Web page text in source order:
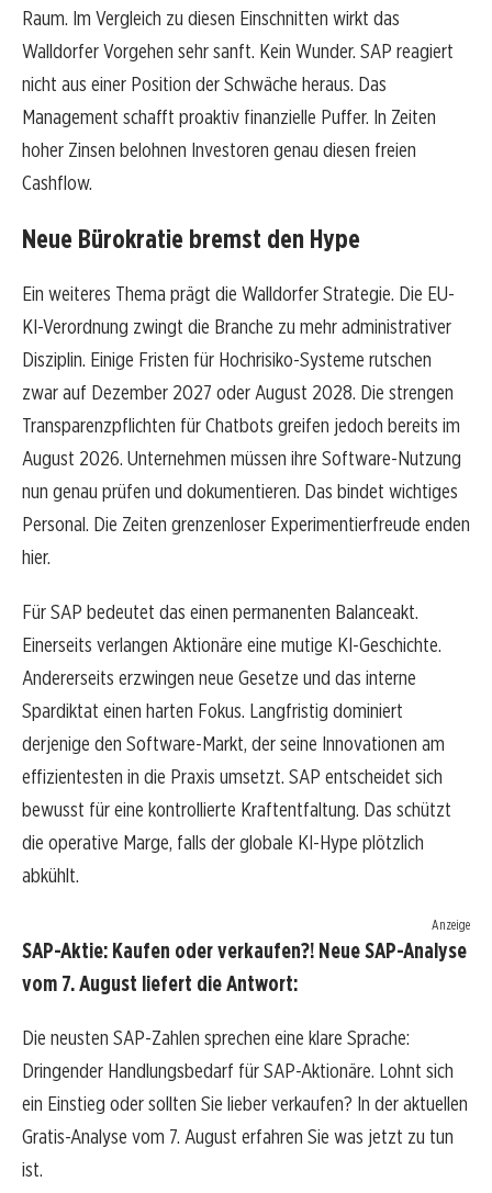
Raum. Im Vergleich zu diesen Einschnitten wirkt das
Walldorfer Vorgehen sehr sanft. Kein Wunder. SAP reagiert
nicht aus einer Position der Schwäche heraus. Das
Management schafft proaktiv finanzielle Puffer. In Zeiten
hoher Zinsen belohnen Investoren genau diesen freien
Cashflow.
Neue Bürokratie bremst den Hype
Ein weiteres Thema prägt die Walldorfer Strategie. Die EU-
KI-Verordnung zwingt die Branche zu mehr administrativer
Disziplin. Einige Fristen für Hochrisiko-Systeme rutschen
zwar auf Dezember 2027 oder August 2028. Die strengen
Transparenzpflichten für Chatbots greifen jedoch bereits im
August 2026. Unternehmen müssen ihre Software-Nutzung
nun genau prüfen und dokumentieren. Das bindet wichtiges
Personal. Die Zeiten grenzenloser Experimentierfreude enden
hier.
Für SAP bedeutet das einen permanenten Balanceakt.
Einerseits verlangen Aktionäre eine mutige KI-Geschichte.
Andererseits erzwingen neue Gesetze und das interne
Spardiktat einen harten Fokus. Langfristig dominiert
derjenige den Software-Markt, der seine Innovationen am
effizientesten in die Praxis umsetzt. SAP entscheidet sich
bewusst für eine kontrollierte Kraftentfaltung. Das schützt
die operative Marge, falls der globale KI-Hype plötzlich
abkühlt.
Anzeige
SAP-Aktie: Kaufen oder verkaufen?! Neue SAP-Analyse
vom 7. August liefert die Antwort:
Die neusten SAP-Zahlen sprechen eine klare Sprache:
Dringender Handlungsbedarf für SAP-Aktionäre. Lohnt sich
ein Einstieg oder sollten Sie lieber verkaufen? In der aktuellen
Gratis-Analyse vom 7. August erfahren Sie was jetzt zu tun
ist.